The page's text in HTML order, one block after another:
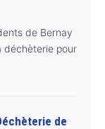
de Bernay
déchèterie pour
de